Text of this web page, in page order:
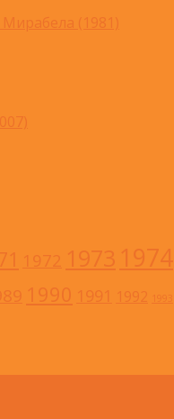
(1981)
1972 1973 1974
1990 1991 1992 1993